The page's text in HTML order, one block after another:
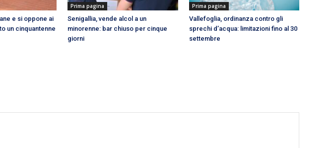
e si oppone ai
un cinquantenne
Prima pagina
Senigallia, vende alcol a un
minorenne: bar chiuso per cinque
giorni
Prima pagina
Vallefoglia, ordinanza contro gli
sprechi d’acqua: limitazioni fino al 30
settembre